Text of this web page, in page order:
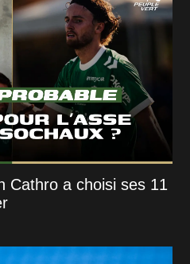
Cathro a choisi ses 11